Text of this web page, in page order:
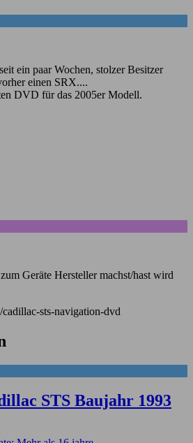
ein paar Wochen, stolzer Besitzer
einen SRX....
DVD für das 2005er Modell.
Geräte Hersteller machst/hast wird
sts-navigation-dvd
STS Baujahr 1993